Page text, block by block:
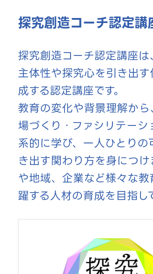
探究創造コーチ認定講
探究創造コーチ認定講座
主体性や探究心を引き出
成する認定講座です。
教育の変化や背景理解から
場づくり・ファシリテー
系的に学び、一人ひとりの
き出す関わり方を身につ
や地域、企業など様々な
躍する人材の育成を目指し